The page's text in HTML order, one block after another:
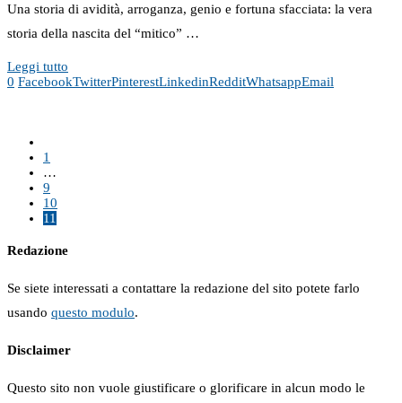
Una storia di avidità, arroganza, genio e fortuna sfacciata: la vera
storia della nascita del “mitico” …
Leggi tutto
0 FacebookTwitterPinterestLinkedinRedditWhatsappEmail
1
…
9
10
11
Redazione
Se siete interessati a contattare la redazione del sito potete farlo
usando questo modulo.
Disclaimer
Questo sito non vuole giustificare o glorificare in alcun modo le